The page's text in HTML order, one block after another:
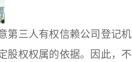
第三人有权信赖公司登记机
股权权属的依据。因此，不